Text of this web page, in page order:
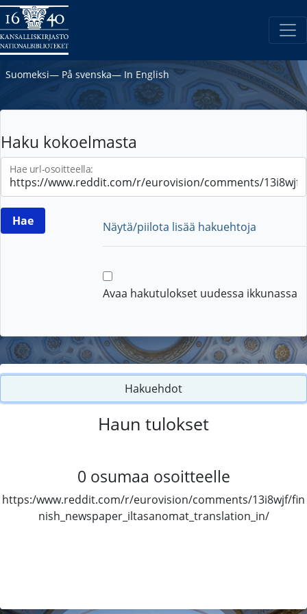
Suomeksi― På svenska― In English
Haku kokoelmasta
Hae url-osoitteella:
Näytä/piilota lisää hakuehtoja
Avaa hakutulokset uudessa ikkunassa
Hakuehdot
Haun tulokset
0 osumaa osoitteelle
https:/www.reddit.com/r/eurovision/comments/13i8wjf/fin
nish_newspaper_iltasanomat_translation_in/